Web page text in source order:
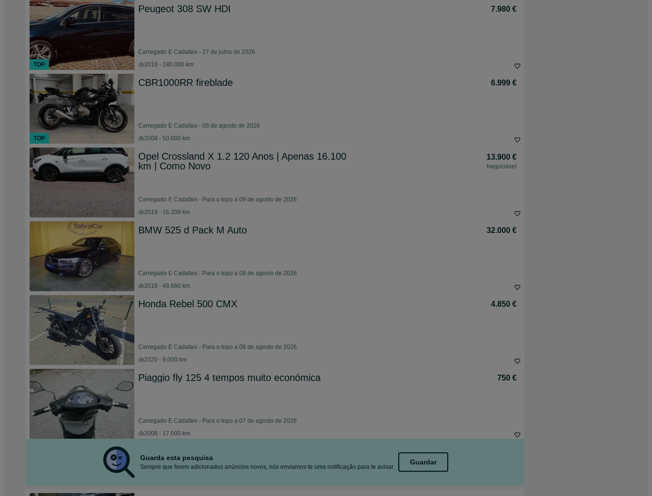
Peugeot 308 SW HDI 7.980 €
Carregado E Cadafais - 27 de julho de 2026
2018 - 180.000 km
CBR1000RR fireblade 6.999 €
Carregado E Cadafais - 08 de agosto de 2026
2008 - 50.000 km
Opel Crossland X 1.2 120 Anos | Apenas 16.100
km | Como Novo
13.900 €
Negociável
Carregado E Cadafais - Para o topo a 09 de agosto de 2026
2019 - 16.208 km
BMW 525 d Pack M Auto 32.000 €
Carregado E Cadafais - Para o topo a 08 de agosto de 2026
2018 - 48.660 km
Honda Rebel 500 CMX 4.850 €
Carregado E Cadafais - Para o topo a 08 de agosto de 2026
2020 - 9.000 km
Piaggio fly 125 4 tempos muito económica 750 €
Carregado E Cadafais - Para o topo a 07 de agosto de 2026
2008 - 17.000 km
Guarda esta pesquisa
Sempre que forem adicionados anúncios novos, nós enviamos-te uma notificação para te avisar.
Guardar
TOP
TOP